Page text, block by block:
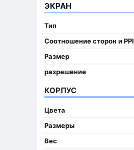
ЭКРАН
Тип
Соотношение сторон и PPI
Размер
разрешение
КОРПУС
Цвета
Размеры
Вес